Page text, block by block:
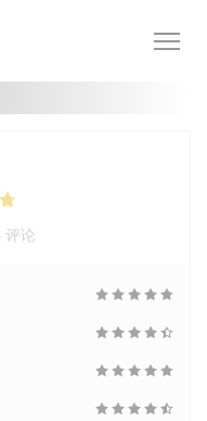
评论